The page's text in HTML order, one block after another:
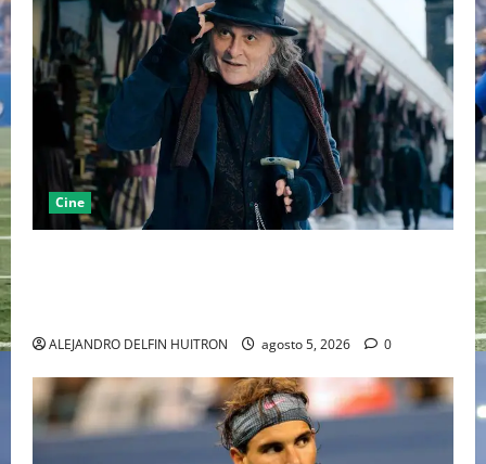
Cine
ALEJANDRO DELFIN HUITRON agosto 5, 2026 0